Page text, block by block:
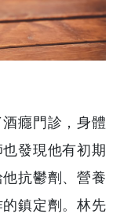
癮門診，身體
發現他有初期
抗鬱劑、營養
鎮定劑。林先